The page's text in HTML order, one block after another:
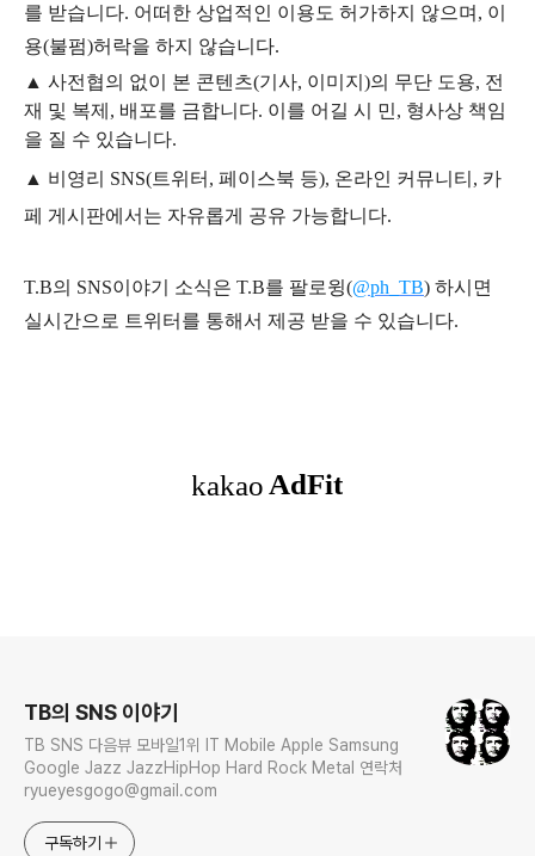
를 받습니다. 어떠한 상업적인 이용도 허가하지 않으며, 이
용(불펌)허락을 하지 않습니다.
▲ 사전협의 없이 본 콘텐츠(기사, 이미지)의 무단 도용, 전
재 및 복제, 배포를 금합니다. 이를 어길 시 민, 형사상 책임
을 질 수 있습니다.
▲ 비영리 SNS(트위터, 페이스북 등), 온라인 커뮤니티, 카
페 게시판에서는 자유롭게 공유 가능합니다.
T.B의 SNS이야기 소식은 T.B를 팔로윙(@ph_TB) 하시면
실시간으로 트위터를 통해서 제공 받을 수 있습니다.
TB의 SNS 이야기
TB SNS 다음뷰 모바일1위 IT Mobile Apple Samsung
Google Jazz JazzHipHop Hard Rock Metal 연락처
ryueyesgogo@gmail.com
구독하기